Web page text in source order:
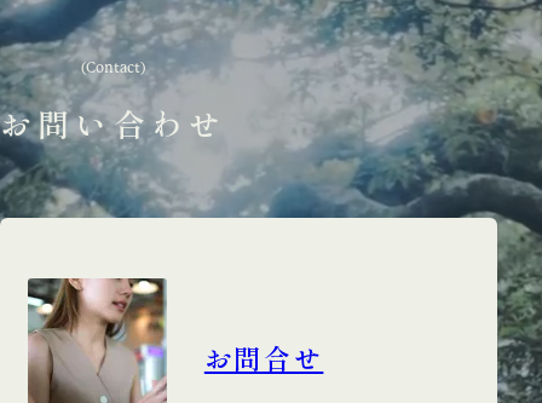
お問い合わせ
(Contact)
お問合せ